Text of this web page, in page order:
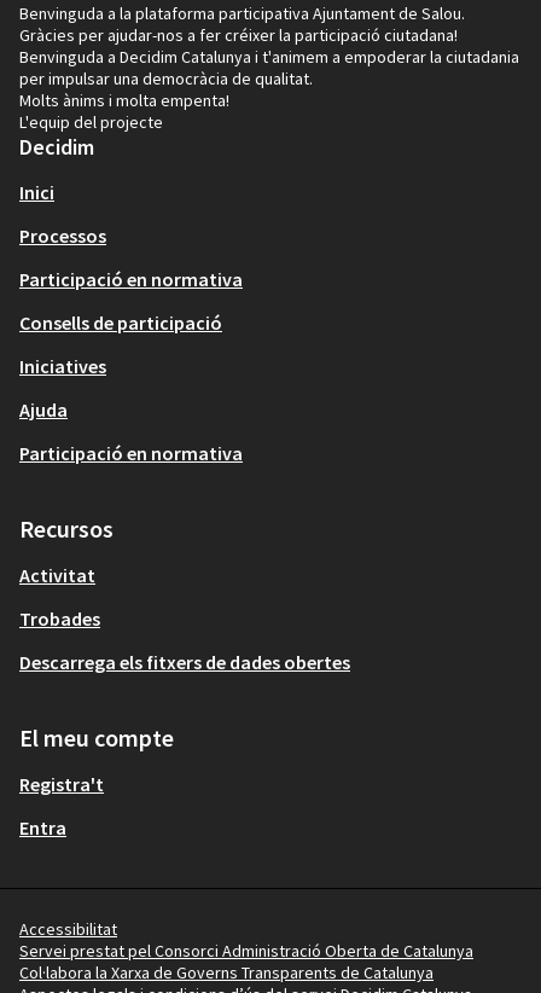
Benvinguda a la plataforma participativa Ajuntament de Salou.
Gràcies per ajudar-nos a fer créixer la participació ciutadana!
Benvinguda a Decidim Catalunya i t'animem a empoderar la ciutadania
per impulsar una democràcia de qualitat.
Molts ànims i molta empenta!
L'equip del projecte
Decidim
Inici
Processos
Participació en normativa
Consells de participació
Iniciatives
Ajuda
Participació en normativa
Recursos
Activitat
Trobades
Descarrega els fitxers de dades obertes
El meu compte
Registra't
Entra
Accessibilitat
Servei prestat pel Consorci Administració Oberta de Catalunya
Col·labora la Xarxa de Governs Transparents de Catalunya